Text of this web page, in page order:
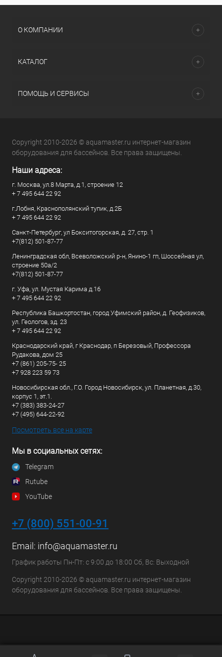
О КОМПАНИИ
КАТАЛОГ
ПОМОЩЬ И СЕРВИСЫ
Copyright 2010-2026 © aquamaster.ru интернет-магазин
оборудования для бассейнов. Все права защищены.
Наши адреса:
г. Москва, ул.8 Марта, д.1, строение 12
+ 7 495 644 22 92
г.Лобня, Краснополянский тупик, д.2Б
+ 7 495 644 22 92
Санкт-Петербург, ул Бокситогорская, д. 27, стр. 1
+7(812) 501-87-77
Ленинградская обл, Всеволожский р-н, Янино-1 гп, Шоссейная ул,
строение 50а/2
+7(812) 501-87-77
г. Уфа, ул. Мустая Карима д.16
+ 7 495 644 22 92
Республика Башкортостан, город Уфимский район, д. Геофизиков,
ул. Геологов, зд. 23
+ 7 495 644 22 92
Краснодарский край, г Краснодар, п Березовый, Профессора
Рудакова, дом 25
+7 (861) 205-75- 25
+7 928 223 59 73
Новосибирская обл., Г.О. Город Новосибирск, ул. Планетная, д.30,
корпус 1, эт.1.
+7 (383) 383-24-27
+7 (495) 644-22-92
Посмотреть все на карте
Мы в социальных сетях:
Telegram
Rutube
YouTube
+7 (800) 551-00-91
Email: info@aquamaster.ru
График работы Пн-Пт: с 9:00 до 18:00 Сб, Вс: Выходной
Copyright 2010-2026 © aquamaster.ru интернет-магазин
оборудования для бассейнов. Все права защищены.